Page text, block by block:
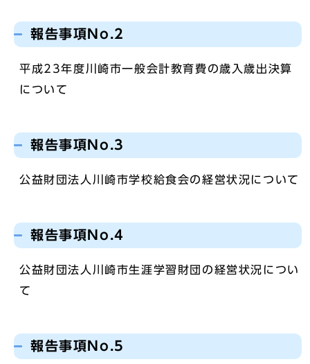
報告事項No.2
平成23年度川崎市一般会計教育費の歳入歳出決算
について
報告事項No.3
公益財団法人川崎市学校給食会の経営状況について
報告事項No.4
公益財団法人川崎市生涯学習財団の経営状況につい
て
報告事項No.5